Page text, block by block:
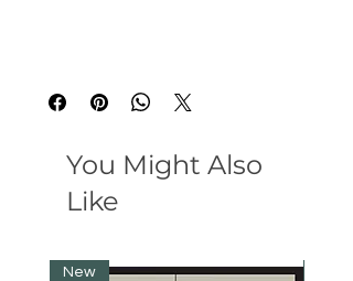
You Might Also
Like
New